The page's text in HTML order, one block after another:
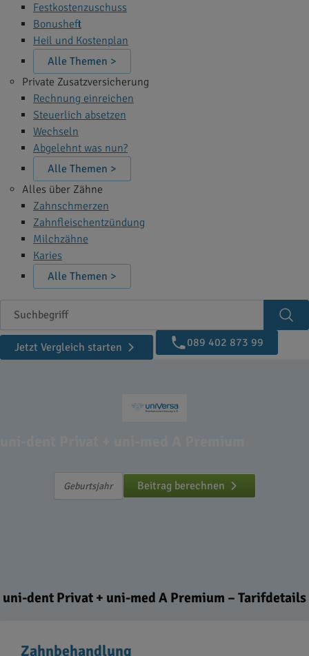
Festkostenzuschuss
Bonusheft
Heil und Kostenplan
Alle Themen >
Private Zusatzversicherung
Rechnung einreichen
Steuerlich absetzen
Wechseln
Abgelehnt was nun?
Alle Themen >
Alles über Zähne
Zahnschmerzen
Zahnfleischentzündung
Milchzähne
Karies
Alle Themen >
Suchbegriff
Jetzt Vergleich starten
089 402 873 99
Beitrag berechnen
uni-dent Privat + uni-med A Premium – Tarifdetails
Zahnbehandlung